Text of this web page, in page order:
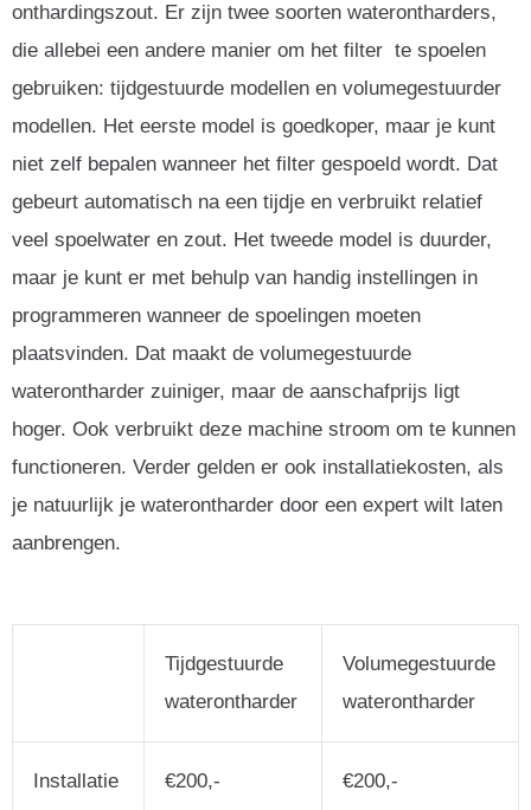
onthardingszout. Er zijn twee soorten waterontharders,
die allebei een andere manier om het filter te spoelen
gebruiken: tijdgestuurde modellen en volumegestuurder
modellen. Het eerste model is goedkoper, maar je kunt
niet zelf bepalen wanneer het filter gespoeld wordt. Dat
gebeurt automatisch na een tijdje en verbruikt relatief
veel spoelwater en zout. Het tweede model is duurder,
maar je kunt er met behulp van handig instellingen in
programmeren wanneer de spoelingen moeten
plaatsvinden. Dat maakt de volumegestuurde
waterontharder zuiniger, maar de aanschafprijs ligt
hoger. Ook verbruikt deze machine stroom om te kunnen
functioneren. Verder gelden er ook installatiekosten, als
je natuurlijk je waterontharder door een expert wilt laten
aanbrengen.
Tijdgestuurde
waterontharder
Volumegestuurde
waterontharder
Installatie €200,- €200,-